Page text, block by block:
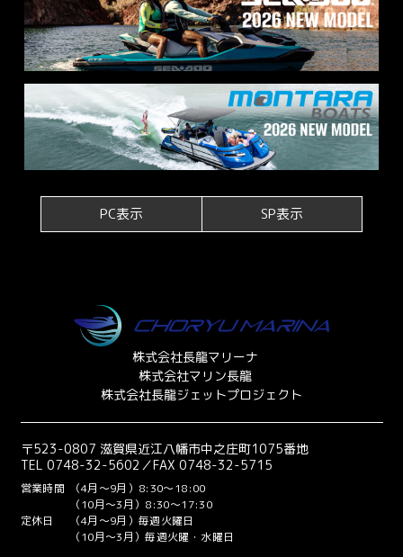
PC表示 SP表示
株式会社長龍マリーナ
株式会社マリン長龍
株式会社長龍ジェットプロジェクト
〒523-0807 滋賀県近江八幡市中之庄町1075番地
TEL 0748-32-5602／FAX 0748-32-5715
営業時間
（4月～9月）8:30～18:00
（10月～3月）8:30～17:30
定休日
（4月～9月）毎週火曜日
（10月～3月）毎週火曜・水曜日